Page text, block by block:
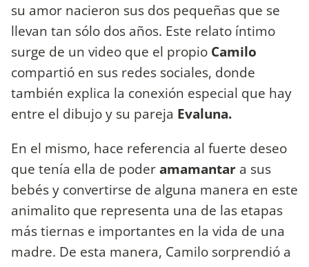
su amor nacieron sus dos pequeñas que se
llevan tan sólo dos años. Este relato íntimo
surge de un video que el propio Camilo
compartió en sus redes sociales, donde
también explica la conexión especial que hay
entre el dibujo y su pareja Evaluna.
En el mismo, hace referencia al fuerte deseo
que tenía ella de poderamamantar a sus
bebés y convertirse de alguna manera en este
animalito que representa una de las etapas
más tiernas e importantes en la vida de una
madre. De esta manera, Camilo sorprendió a